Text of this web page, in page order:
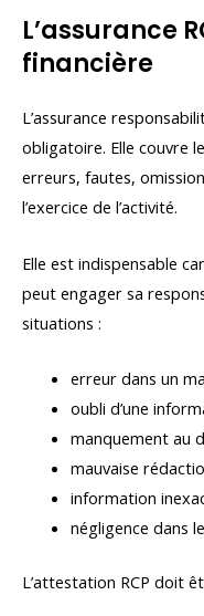
L’assurance
financière
L’assurance
obligatoire. Elle couvre
erreurs, fautes,
l’exercice de l’activité.
Elle est indispensable
peut engager sa
situations :
erreur dans un
oubli d’une
manquement au
mauvaise
information
négligence dans
L’attestation RCP doit